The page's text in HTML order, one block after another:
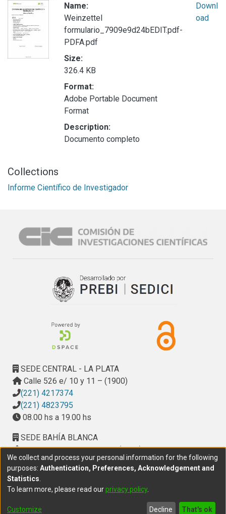
Name:
Weinzettel
formulario_7909e9d24bEDIT.pdf-
PDFA.pdf
Size:
326.4 KB
Format:
Adobe Portable Document
Format
Description:
Documento completo
Downl
oad
Collections
Informe Científico de Investigador
SEDE CENTRAL - LA PLATA
Calle 526 e/ 10 y 11 – (1900)
(221) 4217374
(221) 4823795
08.00 hs a 19.00 hs
SEDE BAHÍA BLANCA
Calle Ciudad de Cali 320 – (8000). Universidad
Provincial del Sudoeste (UPSO)
(291) 459 2550
, interno 147
10.00 h a 14.00 h
We collect and process your personal information for the following
purposes: Authentication, Preferences, Acknowledgement and
Statistics
To learn more, please read ourprivacy policy.
Customize Decline That's ok